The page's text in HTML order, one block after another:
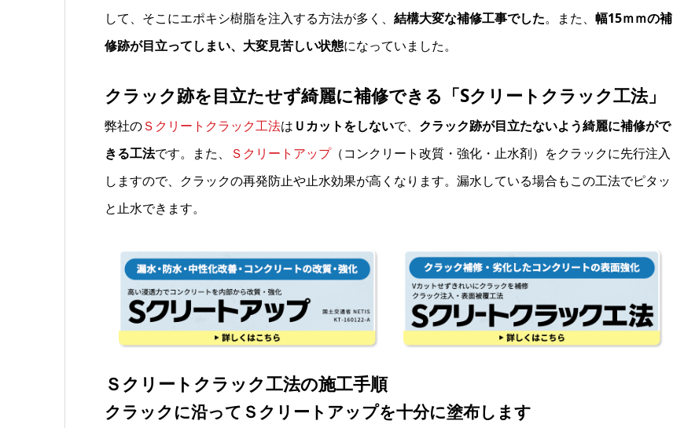
して、そこにエポキシ樹脂を注入する方法が多く、 結構大変な補修工事でした。また、 幅15ｍｍの補
修跡が目立ってしまい、大変見苦しい状態になっていました。
クラック跡を目立たせず綺麗に補修できる「Sクリートクラック工法」
弊社のＳクリートクラック工法は Ｕカットをしないで、 クラック跡が目立たないよう綺麗に補修がで
きる工法です。また、 Ｓクリートアップ（コンクリート改質・強化・止水剤）をクラックに先行注入
しますので、クラックの再発防止や止水効果が高くなります。漏水している場合もこの工法でピタッ
と止水できます。
Ｓクリートクラック工法の施工手順
クラックに沿ってＳクリートアップを十分に塗布します